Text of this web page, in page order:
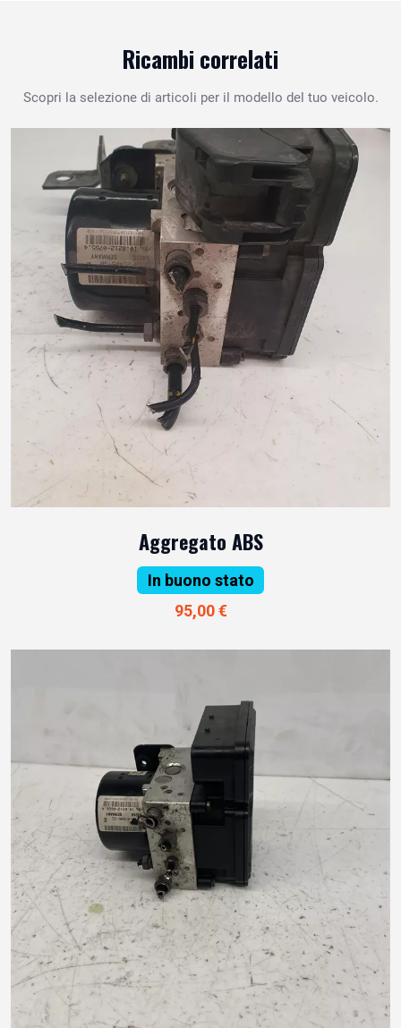
Ricambi correlati
Scopri la selezione di articoli per il modello del tuo veicolo.
Aggregato ABS
In buono stato
95,00 €